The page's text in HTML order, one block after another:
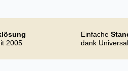
2005
Einfache
dank